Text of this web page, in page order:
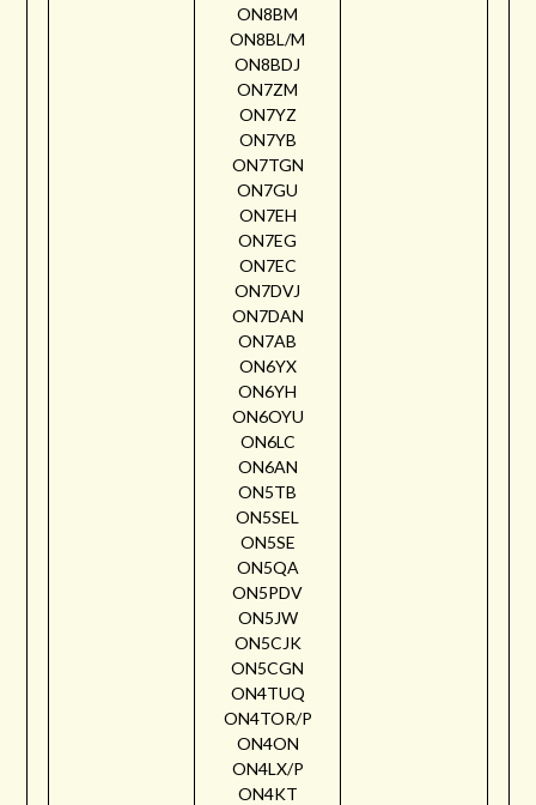
ON8BM
ON8BL/M
ON8BDJ
ON7ZM
ON7YZ
ON7YB
ON7TGN
ON7GU
ON7EH
ON7EG
ON7EC
ON7DVJ
ON7DAN
ON7AB
ON6YX
ON6YH
ON6OYU
ON6LC
ON6AN
ON5TB
ON5SEL
ON5SE
ON5QA
ON5PDV
ON5JW
ON5CJK
ON5CGN
ON4TUQ
ON4TOR/P
ON4ON
ON4LX/P
ON4KT